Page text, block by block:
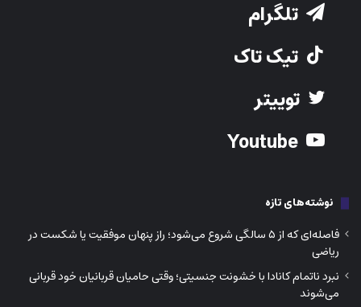
تلگرام
تیک تاک
توییتر
نوشته‌های تازه
فاصله‌ای که از ۵ سالگی شروع می‌شود؛ راز پنهان موفقیت یا شکست در
ریاضی
نبرد ناتمام کانادا با خشونت جنسیتی؛ وقتی حامیان قربانیان خود قربانی
می‌شوند